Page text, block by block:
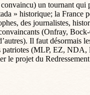
un tournant qui
» historique; la France
des journalistes,
(Onfray,
Il faut désormais
patriotes (MLP, EZ, NDA,
le projet du